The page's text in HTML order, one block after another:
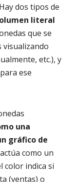
dos tipos de
literal
que se
visualizando
etc.), y
para ese
una
gráfico de
como un
color indica si
(ventas) o